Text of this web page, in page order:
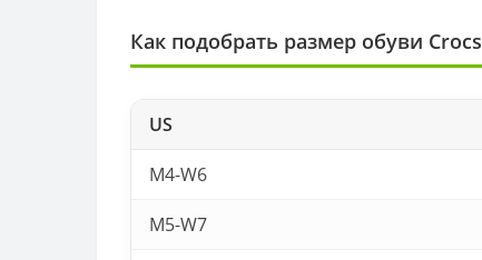
Как подобрать размер обуви Crocs
US
M4-W6
M5-W7